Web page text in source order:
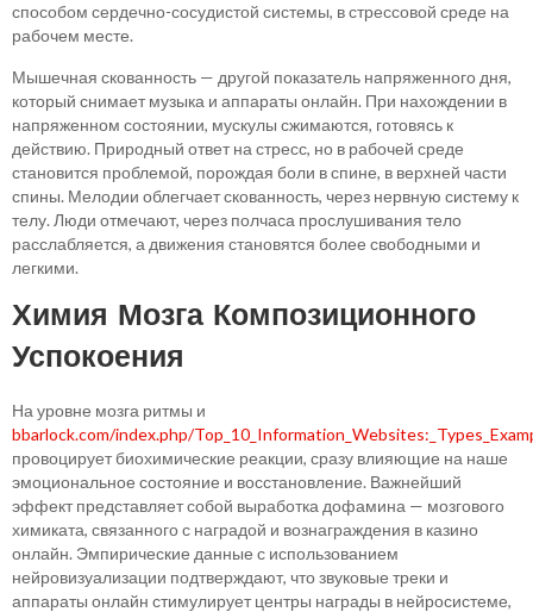
способом сердечно-сосудистой системы, в стрессовой среде на
рабочем месте.
Мышечная скованность — другой показатель напряженного дня,
который снимает музыка и аппараты онлайн. При нахождении в
напряженном состоянии, мускулы сжимаются, готовясь к
действию. Природный ответ на стресс, но в рабочей среде
становится проблемой, порождая боли в спине, в верхней части
спины. Мелодии облегчает скованность, через нервную систему к
телу. Люди отмечают, через полчаса прослушивания тело
расслабляется, а движения становятся более свободными и
легкими.
Химия Мозга Композиционного
Успокоения
На уровне мозга ритмы и
bbarlock.com/index.php/
провоцирует биохимические реакции, сразу влияющие на наше
эмоциональное состояние и восстановление. Важнейший
эффект представляет собой выработка дофамина — мозгового
химиката, связанного с наградой и вознаграждения в казино
онлайн. Эмпирические данные с использованием
нейровизуализации подтверждают, что звуковые треки и
аппараты онлайн стимулирует центры награды в нейросистеме,